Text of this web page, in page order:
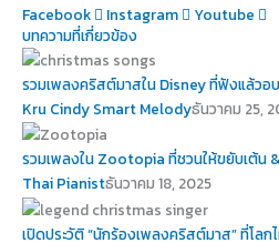
Facebook Instagram
Youtube
บทความที่เกี่ยวข้อง
รวมเพลงคริสต์มาสใน Disney ที่ฟังแล้วอ
Kru Cindy Smart Melodyธันวาคม 25,
รวมเพลงใน Zootopia ที่ชวนให้ขยับเต้น
Thai Pianistธันวาคม 18, 2025
เปิดประวัติ “นักร้องเพลงคริสต์มาส” ที่โลก